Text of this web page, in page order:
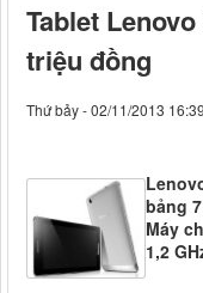
Tablet
triệu đồng
Thứ bảy - 02/11/2013 16:39
bảng
Máy
1,2